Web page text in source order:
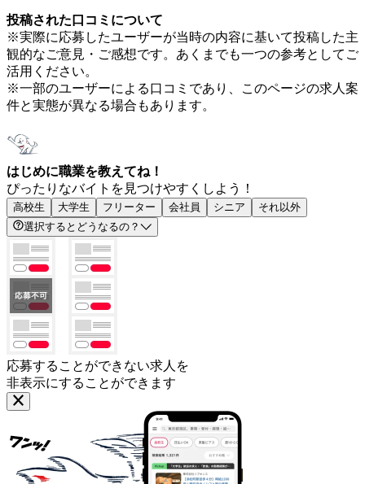
投稿された口コミについて
※実際に応募したユーザーが当時の内容に基いて投稿した主
観的なご意見・ご感想です。あくまでも一つの参考としてご
活用ください。
※一部のユーザーによる口コミであり、このページの求人案
件と実態が異なる場合もあります。
はじめに職業を教えてね！
ぴったりなバイトを見つけやすくしよう！
高校生 大学生 フリーター 会社員 シニア
それ以外
選択するとどうなるの？
応募することができない求人を
非表示にすることができます